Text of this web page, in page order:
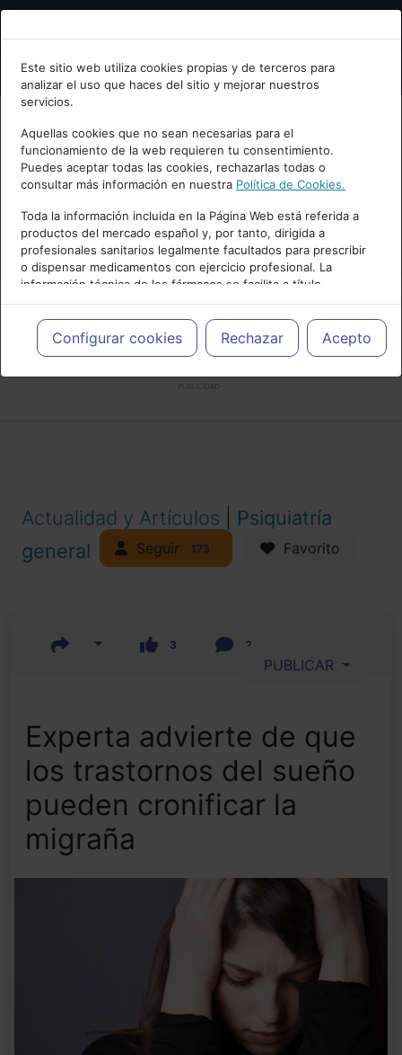
Bienvenid@ a psiquiatria.com
Escribe tu Email
Accede o regístrate con tu email.
Cancelar
Este sitio web utiliza cookies propias y de terceros para
analizar el uso que haces del sitio y mejorar nuestros
servicios.
Aquellas cookies que no sean necesarias para el
funcionamiento de la web requieren tu consentimiento.
Puedes aceptar todas las cookies, rechazarlas todas o
consultar más información en nuestra Política de Cookies.
Toda la información incluida en la Página Web está referida a
productos del mercado español y, por tanto, dirigida a
profesionales sanitarios legalmente facultados para prescribir
o dispensar medicamentos con ejercicio profesional. La
información técnica de los fármacos se facilita a título
meramente informativo, siendo responsabilidad de los
profesionales facultados prescribir medicamentos y decidir, en
cada caso concreto, el tratamiento más adecuado a las
necesidades del paciente.
Configurar cookies Rechazar Acepto
Actualidad y Artículos
Psiquiatría
general
Seguir 173 Favorito
3 2
PUBLICAR
Experta advierte de que
los trastornos del sueño
pueden cronificar la
migraña